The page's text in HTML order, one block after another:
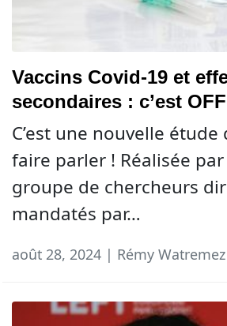
Vaccins Covid-19 et
secondaires : c’est
C’est une nouvelle
faire parler ! Réalisée
groupe de chercheurs
mandatés par…
août 28, 2024 | Rémy Watremez